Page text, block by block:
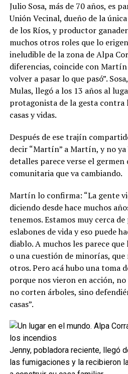
Julio Sosa, más de 70 años, es
Unión Vecinal, dueño de la
de los Ríos, y productor
muchos otros roles que lo
ineludible de la zona de Alpa
diferencias, coincide con
volver a pasar lo que pasó”.
Mulas, llegó a los 13 años al
protagonista de la gesta contra
casas y vidas.
Después de ese trajín
decir “Martín” a Martín, y no ya
detalles parece verse el germen
comunitaria que va cambiando.
Martín lo confirma: “La gente
diciendo desde hace muchos
tenemos. Estamos muy cerca
eslabones de vida y eso puede
diablo. A muchos les parece
o una cuestión de minorías, que
otros. Pero acá hubo una toma
porque nos vieron en acción,
no corten árboles, sino
casas”.
Jenny, pobladora reciente, llegó
las fumigaciones y la recibieron